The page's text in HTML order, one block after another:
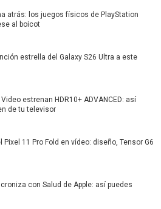
atrás: los juegos físicos de PlayStation
al boicot
estrella del Galaxy S26 Ultra a este
estrenan HDR10+ ADVANCED: así
de tu televisor
11 Pro Fold en vídeo: diseño, Tensor G6
con Salud de Apple: así puedes